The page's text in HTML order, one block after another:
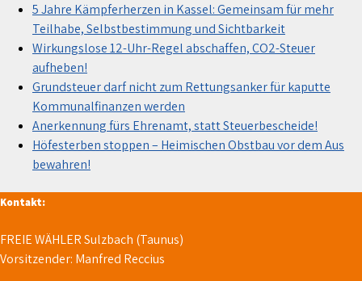
5 Jahre Kämpferherzen in Kassel: Gemeinsam für mehr
Teilhabe, Selbstbestimmung und Sichtbarkeit
Wirkungslose 12-Uhr-Regel abschaffen, CO2-Steuer
aufheben!
Grundsteuer darf nicht zum Rettungsanker für kaputte
Kommunalfinanzen werden
Anerkennung fürs Ehrenamt, statt Steuerbescheide!
Höfesterben stoppen – Heimischen Obstbau vor dem Aus
bewahren!
Kontakt:
FREIE WÄHLER Sulzbach (Taunus)
Vorsitzender: Manfred Reccius